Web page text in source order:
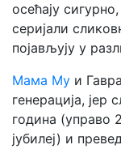
осећају
серијали
појављују у
Мама Му и
генерација,
година (управо
јубилеј) и